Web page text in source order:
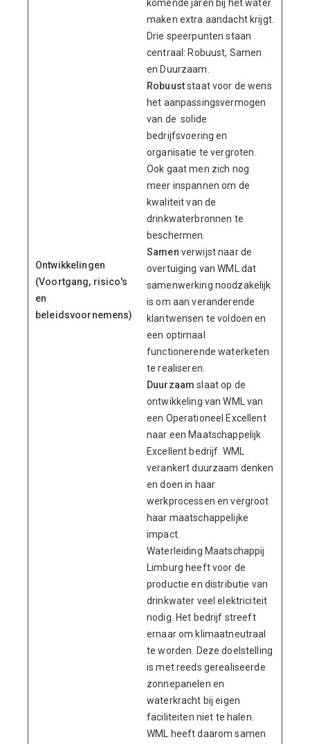
Ontwikkelingen
(Voortgang, risico's
en
beleidsvoornemens)
komende jaren bij het water
maken extra aandacht krijgt.
Drie speerpunten staan
centraal: Robuust, Samen
en Duurzaam.
Robuuststaat voor de wens
het aanpassingsvermogen
van de solide
bedrijfsvoering en
organisatie te vergroten.
Ook gaat men zich nog
meer inspannen om de
kwaliteit van de
drinkwaterbronnen te
beschermen.
Samen verwijst naar de
overtuiging van WML dat
samenwerking noodzakelijk
is om aan veranderende
klantwensen te voldoen en
een optimaal
functionerende waterketen
te realiseren.
Duurzaam slaat op de
ontwikkeling van WML van
een Operationeel Excellent
naar een Maatschappelijk
Excellent bedrijf. WML
verankert duurzaam denken
en doen in haar
werkprocessen en vergroot
haar maatschappelijke
impact.
Waterleiding Maatschappij
Limburg heeft voor de
productie en distributie van
drinkwater veel elektriciteit
nodig. Het bedrijf streeft
ernaar om klimaatneutraal
te worden. Deze doelstelling
is met reeds gerealiseerde
zonnepanelen en
waterkracht bij eigen
faciliteiten niet te halen.
WML heeft daarom samen